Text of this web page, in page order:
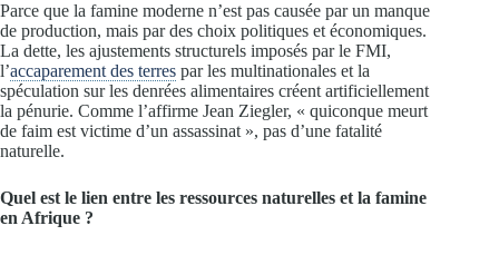
Parce que la famine moderne n’est pas causée par un manque
de production, mais par des choix politiques et économiques.
La dette, les ajustements structurels imposés par le FMI,
l’accaparement des terres par les multinationales et la
spéculation sur les denrées alimentaires créent artificiellement
la pénurie. Comme l’affirme Jean Ziegler, « quiconque meurt
de faim est victime d’un assassinat », pas d’une fatalité
naturelle.
Quel est le lien entre les ressources naturelles et la famine
en Afrique ?